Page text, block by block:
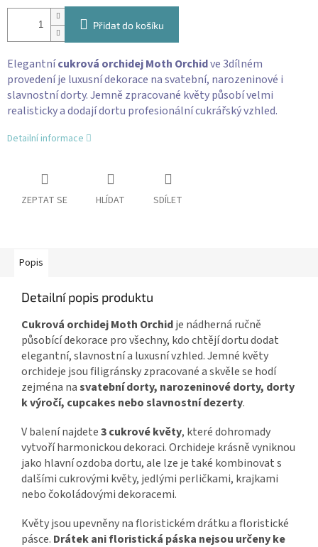
Přidat do košíku
Elegantnícukrová orchidej Moth Orchidve 3dílném
provedení je luxusní dekorace na svatební, narozeninové i
slavnostní dorty. Jemně zpracované květy působí velmi
realisticky a dodají dortu profesionální cukrářský vzhled.
Detailní informace
ZEPTAT SE HLÍDAT SDÍLET
Popis
Detailní popis produktu
Cukrová orchidej Moth Orchidje nádherná ručně
působící dekorace pro všechny, kdo chtějí dortu dodat
elegantní, slavnostní a luxusní vzhled. Jemné květy
orchideje jsou filigránsky zpracované a skvěle se hodí
zejména nasvatební dorty, narozeninové dorty, dorty
k výročí, cupcakes nebo slavnostní dezerty.
V balení najdete3 cukrové květy, které dohromady
vytvoří harmonickou dekoraci. Orchideje krásně vyniknou
jako hlavní ozdoba dortu, ale lze je také kombinovat s
dalšími cukrovými květy, jedlými perličkami, krajkami
nebo čokoládovými dekoracemi.
Květy jsou upevněny na floristickém drátku a floristické
pásce. Drátek ani floristická páska nejsou určeny ke